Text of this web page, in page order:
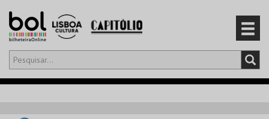
Olá,iniciar sessão